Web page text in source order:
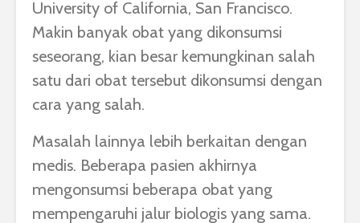
University of California, San Francisco.
Makin banyak obat yang dikonsumsi
seseorang, kian besar kemungkinan salah
satu dari obat tersebut dikonsumsi dengan
cara yang salah.
Masalah lainnya lebih berkaitan dengan
medis. Beberapa pasien akhirnya
mengonsumsi beberapa obat yang
mempengaruhi jalur biologis yang sama.